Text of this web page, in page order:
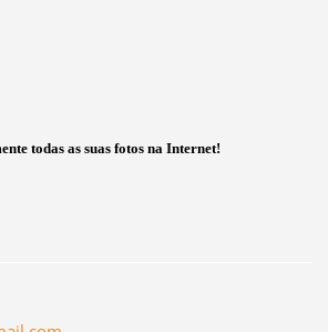
todas as suas fotos na Internet!